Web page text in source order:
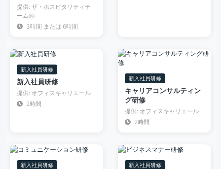
提供: ザ・ホスピタリティチ
ーム㈱
3時間 または 6時間
新入社員研修
新入社員研修
提供: オフィスキャリエール
2時間
新入社員研修
キャリアコンサルティン
グ研修
提供: オフィスキャリエール
2時間
新入社員研修 新入社員研修